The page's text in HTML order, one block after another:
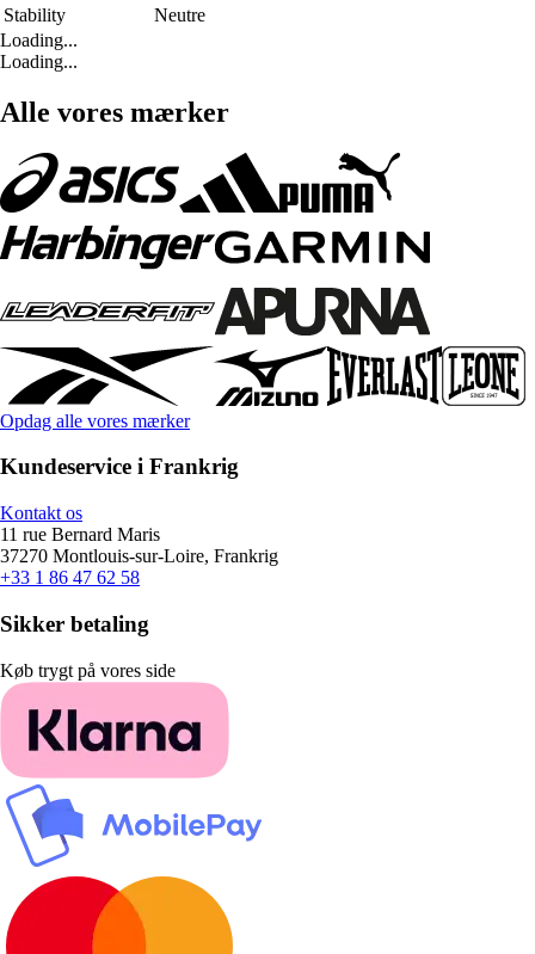
Stability
Neutre
Loading...
Loading...
Alle vores mærker
Opdag alle vores mærker
Kundeservice i Frankrig
Kontakt os
11 rue Bernard Maris
37270 Montlouis-sur-Loire, Frankrig
+33 1 86 47 62 58
Sikker betaling
Køb trygt på vores side